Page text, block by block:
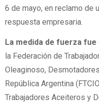
6 de mayo, en reclamo de
respuesta empresaria.
La medida de fuerza
la Federación de
Oleaginoso,
República Argentina
Trabajadores Aceiteros y